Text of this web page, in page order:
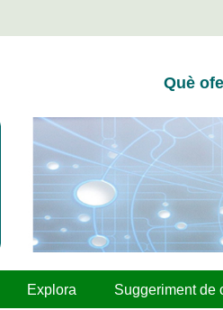
Què
Explora Suggeriment de